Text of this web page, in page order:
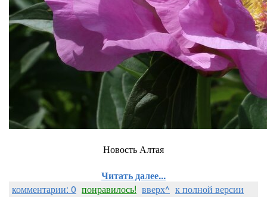
Новость Алтая
Читать далее...
комментарии: 0 понравилось! вверх^ к полной версии